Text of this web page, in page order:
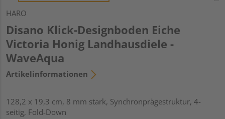
HARO
Disano Klick-Designboden Eiche
Victoria Honig Landhausdiele -
WaveAqua
Artikelinformationen
128,2 x 19,3 cm, 8 mm stark, Synchronprägestruktur, 4-
seitig, Fold-Down